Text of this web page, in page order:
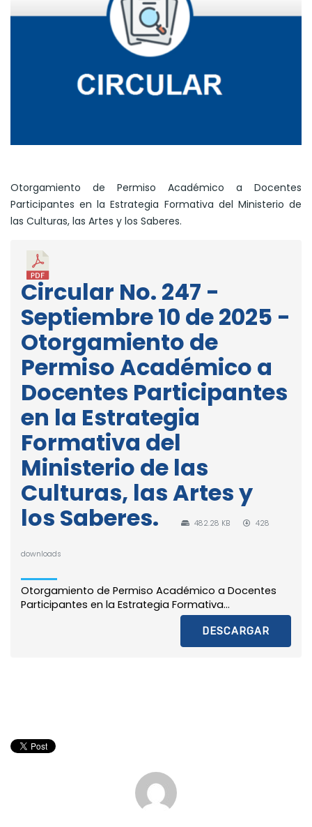
Otorgamiento de Permiso Académico a Docentes
Participantes en la Estrategia Formativa del Ministerio de
las Culturas, las Artes y los Saberes.
Circular No. 247 -
Septiembre 10 de 2025 -
Otorgamiento de
Permiso Académico a
Docentes Participantes
en la Estrategia
Formativa del
Ministerio de las
Culturas, las Artes y
los Saberes.
482.28 KB 428
downloads
Otorgamiento de Permiso Académico a Docentes
Participantes en la Estrategia Formativa...
DESCARGAR